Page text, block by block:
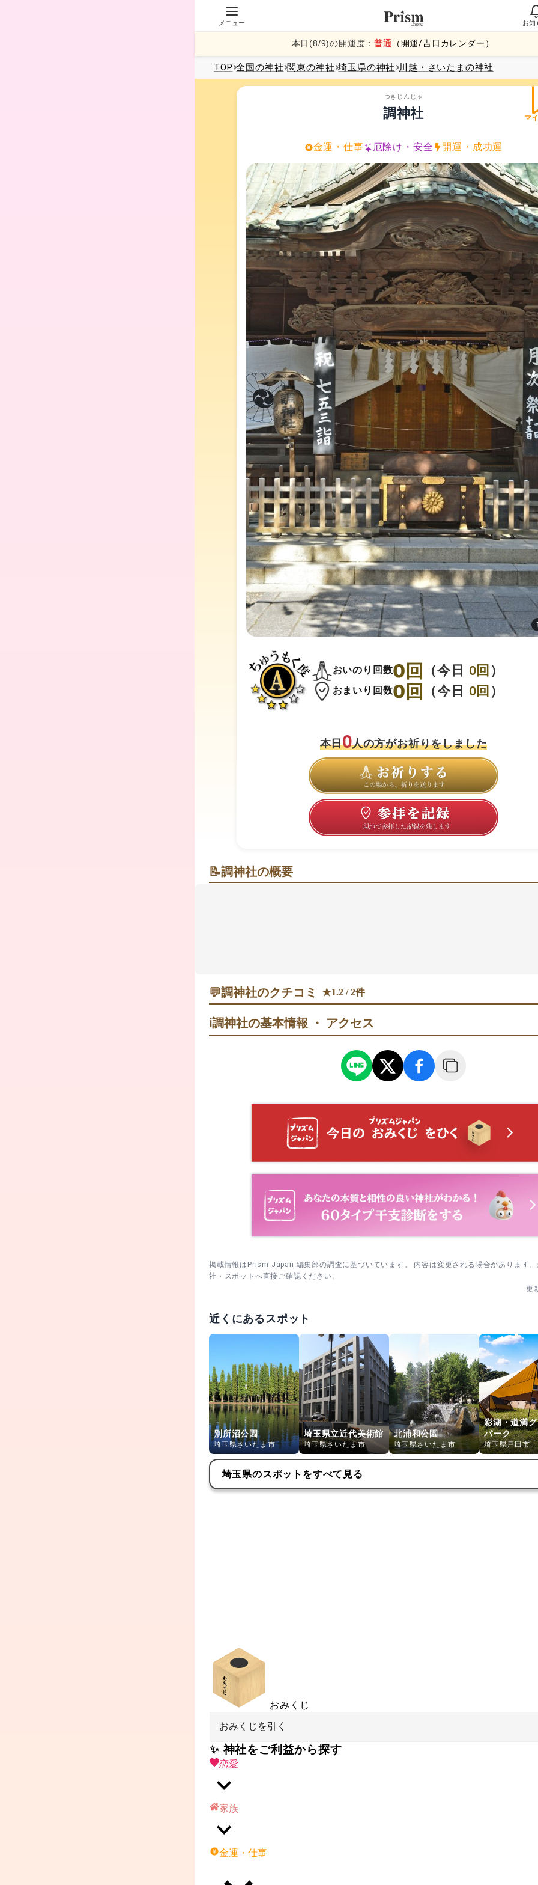
メニュー お知
本日(8/9)の開運度：普通 （ 開運/吉日カレンダー ）
TOP 全国の神社 関東の神社 埼玉県の神社 川越・さいたま の神社
マ
つきじんじゃ
調神社
金運・仕事 厄除け・安全 開運・成功運
おいのり回数0回 （今日 0回 ）
おまいり回数0回 （今日 0回 ）
本日0人の方がお祈りをしました
📝調神社の概要
💬調神社のクチコミ ★1.2 / 2件
ℹ️調神社の基本情報 ・ アクセス
掲載情報はPrism Japan 編集部の調査に基づいています。 内容は変更される場合があります
社・スポットへ直接ご確認ください。
更
近くにあるスポット
別所沼公園
埼玉県さいたま市
埼玉県立近代美術館
埼玉県さいたま市
北浦和公園
埼玉県さいたま市
彩湖・道満
パーク
埼玉県戸田市
埼玉県のスポットをすべて見る
おみくじ
おみくじを引く
✨ 神社をご利益から探す
恋愛
家族
金運・仕事